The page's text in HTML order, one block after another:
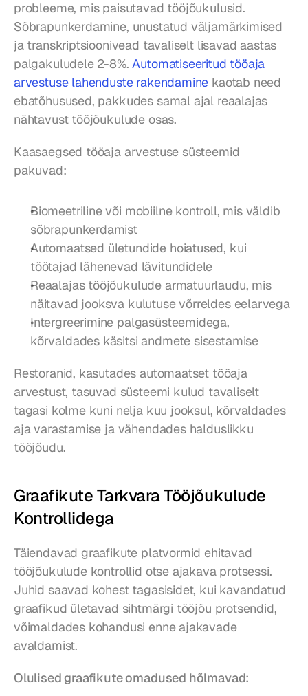
probleeme, mis paisutavad tööjõukulusid.
Sõbrapunkerdamine, unustatud väljamärkimised
ja transkriptsioonivead tavaliselt lisavad aastas
palgakuludele 2-8%. Automatiseeritud tööaja
arvestuse lahenduste rakendamine kaotab need
ebatõhusused, pakkudes samal ajal reaalajas
nähtavust tööjõukulude osas.
Kaasaegsed tööaja arvestuse süsteemid
pakuvad:
Biomeetriline või mobiilne kontroll, mis väldib
sõbrapunkerdamist
Automaatsed ületundide hoiatused, kui
töötajad lähenevad lävitundidele
Reaalajas tööjõukulude armatuurlaudu, mis
näitavad jooksva kulutuse võrreldes eelarvega
Intergreerimine palgasüsteemidega,
kõrvaldades käsitsi andmete sisestamise
Restoranid, kasutades automaatset tööaja
arvestust, tasuvad süsteemi kulud tavaliselt
tagasi kolme kuni nelja kuu jooksul, kõrvaldades
aja varastamise ja vähendades halduslikku
tööjõudu.
Graafikute Tarkvara Tööjõukulude
Kontrollidega
Täiendavad graafikute platvormid ehitavad
tööjõukulude kontrollid otse ajakava protsessi.
Juhid saavad kohest tagasisidet, kui kavandatud
graafikud ületavad sihtmärgi tööjõu protsendid,
võimaldades kohandusi enne ajakavade
avaldamist.
Olulised graafikute omadused hõlmavad: